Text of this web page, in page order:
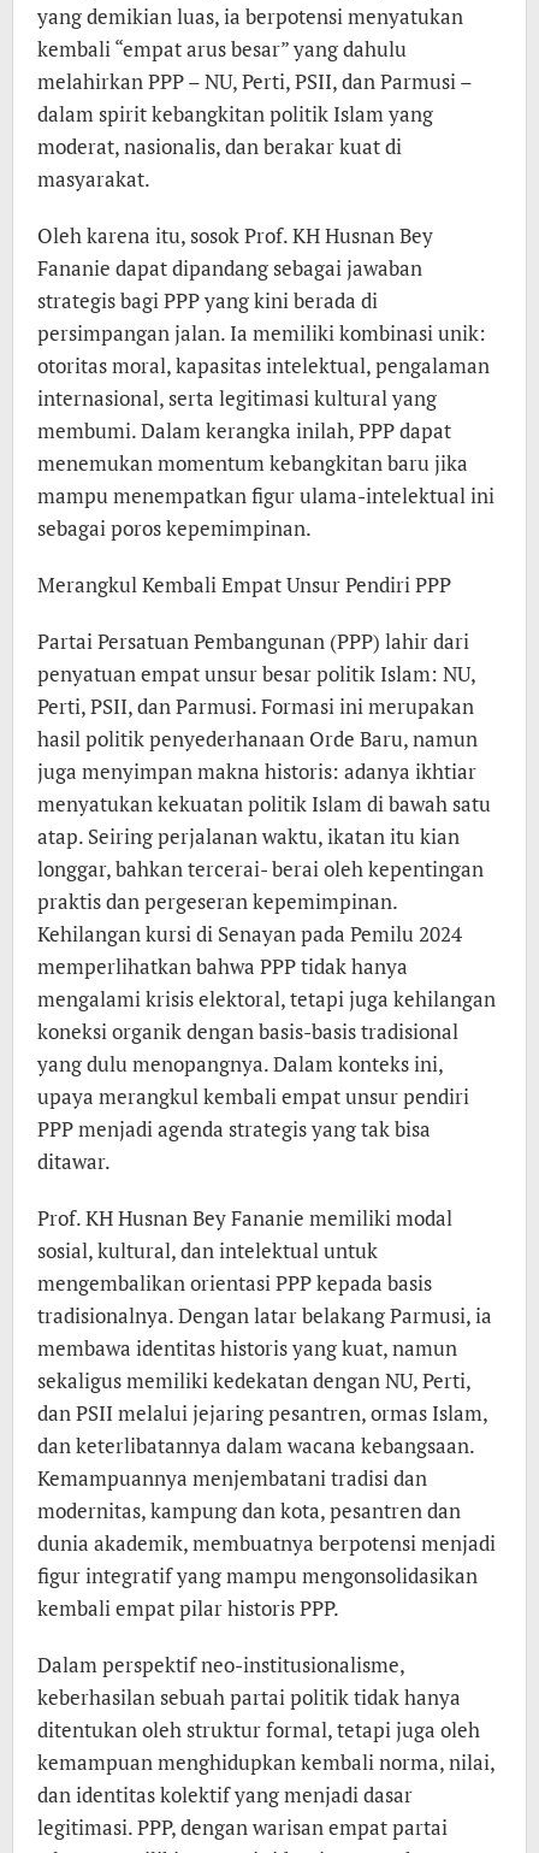
yang demikian luas, ia berpotensi menyatukan
kembali “empat arus besar” yang dahulu
melahirkan PPP – NU, Perti, PSII, dan Parmusi –
dalam spirit kebangkitan politik Islam yang
moderat, nasionalis, dan berakar kuat di
masyarakat.
Oleh karena itu, sosok Prof. KH Husnan Bey
Fananie dapat dipandang sebagai jawaban
strategis bagi PPP yang kini berada di
persimpangan jalan. Ia memiliki kombinasi unik:
otoritas moral, kapasitas intelektual, pengalaman
internasional, serta legitimasi kultural yang
membumi. Dalam kerangka inilah, PPP dapat
menemukan momentum kebangkitan baru jika
mampu menempatkan figur ulama-intelektual ini
sebagai poros kepemimpinan.
Merangkul Kembali Empat Unsur Pendiri PPP
Partai Persatuan Pembangunan (PPP) lahir dari
penyatuan empat unsur besar politik Islam: NU,
Perti, PSII, dan Parmusi. Formasi ini merupakan
hasil politik penyederhanaan Orde Baru, namun
juga menyimpan makna historis: adanya ikhtiar
menyatukan kekuatan politik Islam di bawah satu
atap. Seiring perjalanan waktu, ikatan itu kian
longgar, bahkan tercerai- berai oleh kepentingan
praktis dan pergeseran kepemimpinan.
Kehilangan kursi di Senayan pada Pemilu 2024
memperlihatkan bahwa PPP tidak hanya
mengalami krisis elektoral, tetapi juga kehilangan
koneksi organik dengan basis-basis tradisional
yang dulu menopangnya. Dalam konteks ini,
upaya merangkul kembali empat unsur pendiri
PPP menjadi agenda strategis yang tak bisa
ditawar.
Prof. KH Husnan Bey Fananie memiliki modal
sosial, kultural, dan intelektual untuk
mengembalikan orientasi PPP kepada basis
tradisionalnya. Dengan latar belakang Parmusi, ia
membawa identitas historis yang kuat, namun
sekaligus memiliki kedekatan dengan NU, Perti,
dan PSII melalui jejaring pesantren, ormas Islam,
dan keterlibatannya dalam wacana kebangsaan.
Kemampuannya menjembatani tradisi dan
modernitas, kampung dan kota, pesantren dan
dunia akademik, membuatnya berpotensi menjadi
figur integratif yang mampu mengonsolidasikan
kembali empat pilar historis PPP.
Dalam perspektif neo-institusionalisme,
keberhasilan sebuah partai politik tidak hanya
ditentukan oleh struktur formal, tetapi juga oleh
kemampuan menghidupkan kembali norma, nilai,
dan identitas kolektif yang menjadi dasar
legitimasi. PPP, dengan warisan empat partai